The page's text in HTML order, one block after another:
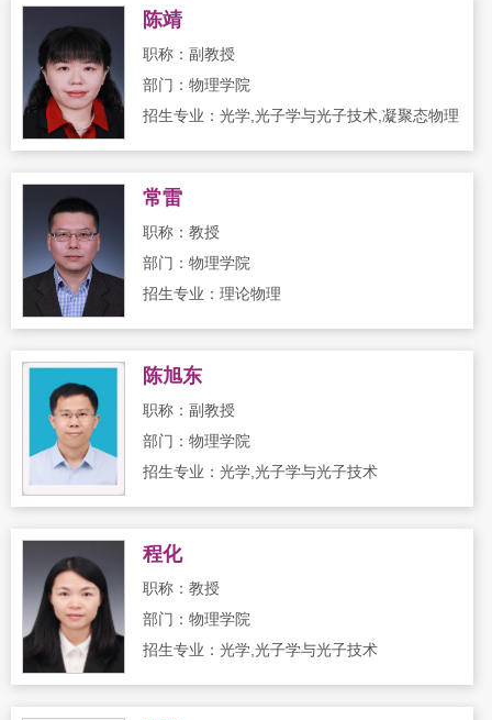
陈靖
职称：副教授
部门：物理学院
招生专业：光学,光子学与光子技术,凝聚态物理
常雷
职称：教授
部门：物理学院
招生专业：理论物理
陈旭东
职称：副教授
部门：物理学院
招生专业：光学,光子学与光子技术
程化
职称：教授
部门：物理学院
招生专业：光学,光子学与光子技术